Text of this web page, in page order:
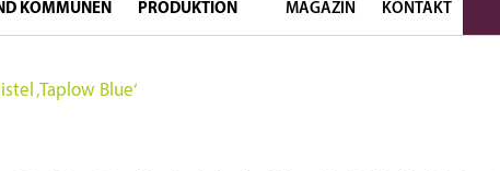
KOMMUNEN PRODUKTION MAGAZIN KONTAKT
‚Taplow Blue‘